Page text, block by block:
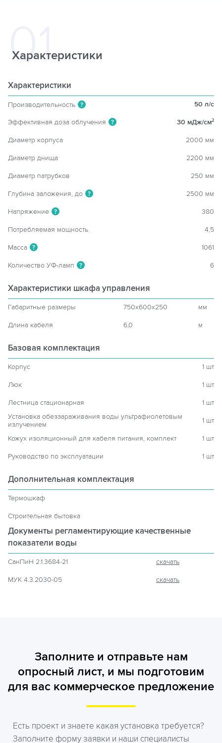
Характеристики
Характеристики
Производительность ? 50 л/c
Эффективная доза облучения ? 30 мДж/см2
Диаметр корпуса 2000 мм
Диаметр днища 2200 мм
Диаметр патрубков 250 мм
Глубина заложения, до ? 2500 мм
Напряжение ? 380
Потребляемая мощность 4,5
Масса ? 1061
Количество УФ-ламп ? 6
Характеристики шкафа управления
Габаритные размеры 750x600x250 мм
Длина кабеля 6,0 м
Базовая комплектация
Корпус 1 шт
Люк 1 шт
Лестница стационарная
1 шт
Установка обеззараживания воды ультрафиолетовым
излучением
1 шт
Кожух изоляционный для кабеля питания, комплект 1 шт
Руководство по эксплуатации 1 шт
Дополнительная комплектация
Термошкаф
Строительная бытовка
Документы регламентирующие качественные
показатели воды
СанПиН 2.1.3684-21 скачать
МУК 4.3.2030-05 скачать
Заполните и отправьте нам
опросный лист, и мы подготовим
для вас коммерческое предложение
Есть проект и знаете какая установка требуется?
Заполните форму заявки и наши специалисты